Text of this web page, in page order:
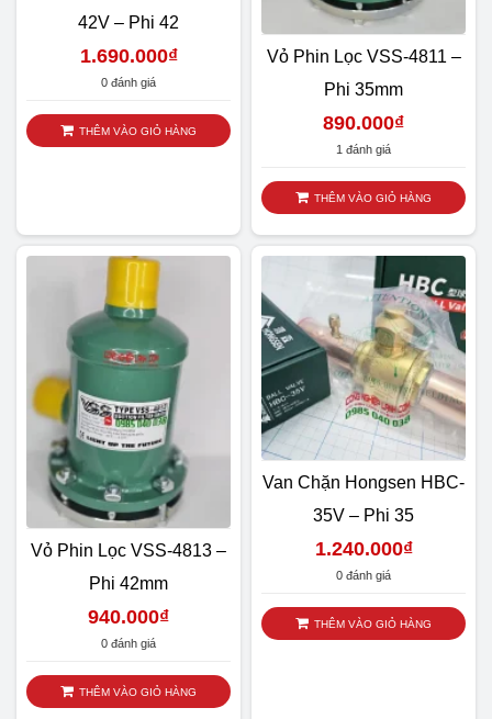
42V – Phi 42
1.690.000₫
0 đánh giá
THÊM VÀO GIỎ HÀNG
Vỏ Phin Lọc VSS-4811 –
Phi 35mm
890.000₫
1 đánh giá
THÊM VÀO GIỎ HÀNG
Vỏ Phin Lọc VSS-4813 –
Phi 42mm
940.000₫
0 đánh giá
THÊM VÀO GIỎ HÀNG
Van Chặn Hongsen HBC-
35V – Phi 35
1.240.000₫
0 đánh giá
THÊM VÀO GIỎ HÀNG